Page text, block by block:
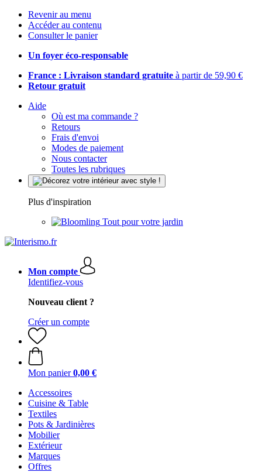
Revenir au menu
Accéder au contenu
Consulter le panier
Un foyer éco-responsable
France : Livraison standard gratuite à partir de 59,90 €
Retour gratuit
Aide
Où est ma commande ?
Retours
Frais d'envoi
Modes de paiement
Nous contacter
Toutes les rubriques
Plus d'inspiration
Tout pour votre jardin
Mon compte
Identifiez-vous
Nouveau client ?
Créer un compte
Mon panier 0,00 €
Accessoires
Cuisine & Table
Textiles
Pots & Jardinières
Mobilier
Extérieur
Marques
Offres